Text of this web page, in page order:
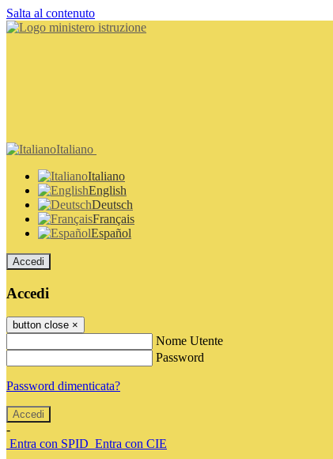
Salta al contenuto
Italiano
Italiano
English
Deutsch
Français
Español
Accedi
Accedi
button close ×
Nome Utente
Password
Password dimenticata?
-
Entra con SPID Entra con CIE